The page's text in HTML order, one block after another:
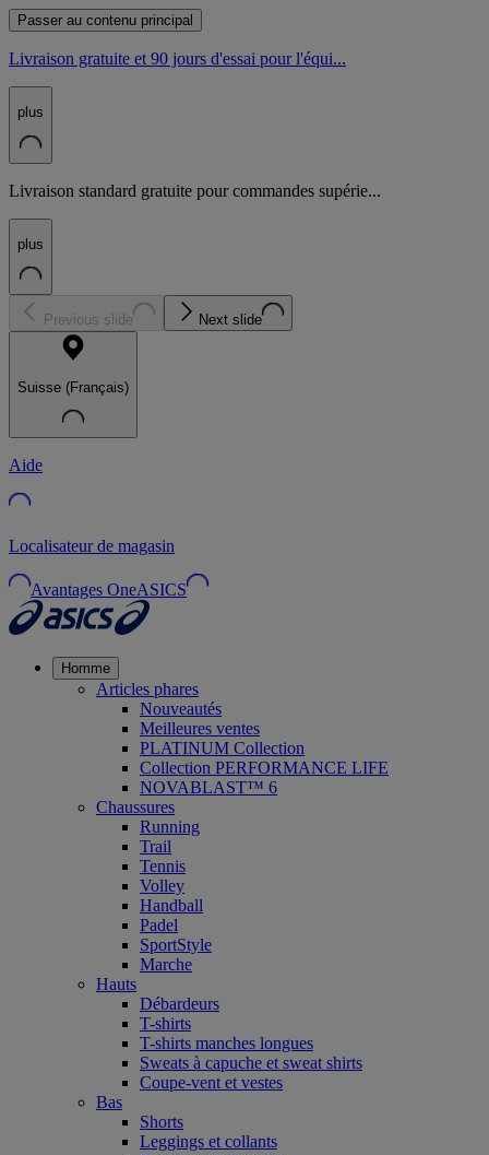
Passer au contenu principal
Livraison gratuite et 90 jours d'essai pour l'équi...
plus
Livraison standard gratuite pour commandes supérie...
plus
Previous slide Next slide
Suisse (Français)
Aide
Localisateur de magasin
Avantages OneASICS
Homme
Articles phares
Nouveautés
Meilleures ventes
PLATINUM Collection
Collection PERFORMANCE LIFE
NOVABLAST™ 6
Chaussures
Running
Trail
Tennis
Volley
Handball
Padel
SportStyle
Marche
Hauts
Débardeurs
T-shirts
T-shirts manches longues
Sweats à capuche et sweat shirts
Coupe-vent et vestes
Bas
Shorts
Leggings et collants